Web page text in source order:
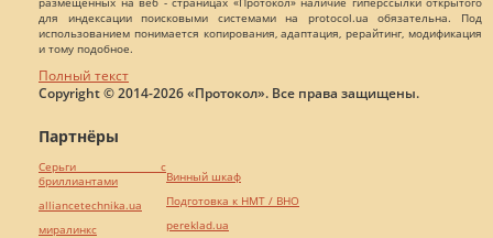
для индексации поисковыми системами на protocol.ua обязательна. Под
использованием понимается копирования, адаптация, рерайтинг, модификация
и тому подобное.
Полный текст
Copyright © 2014-2026 «Протокол». Все права защищены.
Партнёры
Серьги с
бриллиантами
alliancetechnika.ua
миралинкс
Винный шкаф
Подготовка к НМТ / ВНО
pereklad.ua